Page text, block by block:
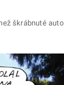
škrábnuté auto